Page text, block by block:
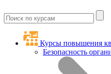
Курсы повышения
Безопасность